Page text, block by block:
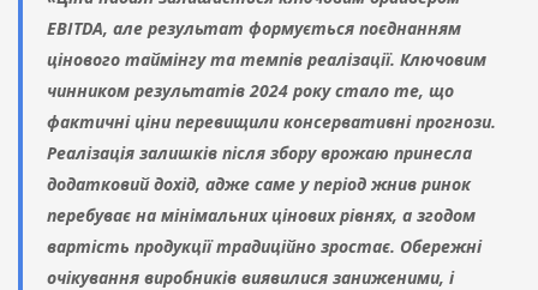
EBITDA, але результат формується поєднанням
цінового таймінгу та темпів реалізації. Ключовим
чинником результатів 2024 року стало те, що
фактичні ціни перевищили консервативні прогнози.
Реалізація залишків після збору врожаю принесла
додатковий дохід, адже саме у період жнив ринок
перебуває на мінімальних цінових рівнях, а згодом
вартість продукції традиційно зростає. Обережні
очікування виробників виявилися заниженими, і